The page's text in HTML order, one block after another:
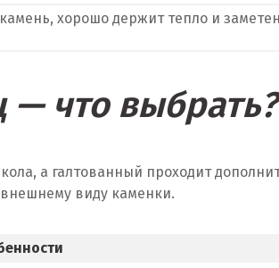
хорошо держит тепло и
— что выбрать?
а галтованный проходит
внешнему виду каменки.